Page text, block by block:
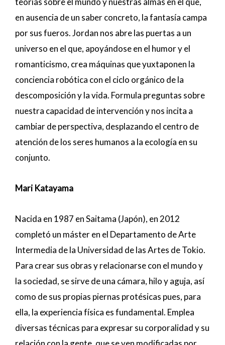
en ausencia de un saber concreto, la fantasía campa
por sus fueros. Jordan nos abre las puertas a un
universo en el que, apoyándose en el humor y el
romanticismo, crea máquinas que yuxtaponen la
conciencia robótica con el ciclo orgánico de la
descomposición y la vida. Formula preguntas sobre
nuestra capacidad de intervención y nos incita a
cambiar de perspectiva, desplazando el centro de
atención de los seres humanos a la ecología en su
conjunto.
Mari Katayama
Nacida en 1987 en Saitama (Japón), en 2012
completó un máster en el Departamento de Arte
Intermedia de la Universidad de las Artes de Tokio.
Para crear sus obras y relacionarse con el mundo y
la sociedad, se sirve de una cámara, hilo y aguja, así
como de sus propias piernas protésicas pues, para
ella, la experiencia física es fundamental. Emplea
diversas técnicas para expresar su corporalidad y su